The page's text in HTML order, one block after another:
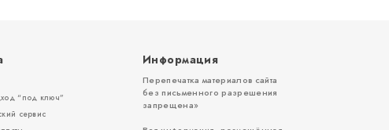
“под ключ”
сервис
Информация
Перепечатка материалов сайта
без письменного разрешения
запрещена»